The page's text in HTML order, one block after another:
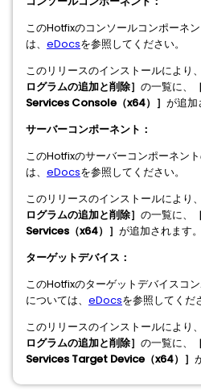
このHotfixのコンソールコンポーネ
は、 eDocsを参照してください。
このリリースのインストールにより
ログラムの追加と削除］ の一覧に、
Services Console（x64）］ が追加
サーバーコンポーネント：
このHotfixのサーバーコンポーネン
は、 eDocsを参照してください。
このリリースのインストールにより
ログラムの追加と削除］ の一覧に、
Services（x64）］ が追加されます。
ターゲットデバイス：
このHotfixのターゲットデバイスコ
については、 eDocsを参照してくだ
このリリースのインストールにより
ログラムの追加と削除］ の一覧に、
Services Target Device（x64）］